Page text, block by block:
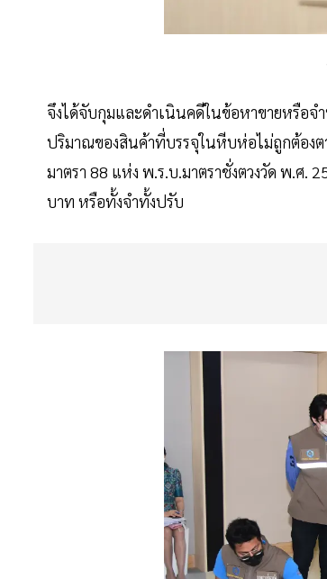
จึงได้จับกุมและดำเนินคดีในข้อหาขายหรือ
ปริมาณของสินค้าที่บรรจุในหีบห่อไม่ถูกต้องต
มาตรา 88 แห่ง พ.ร.บ.มาตราชั่งตวงวัด พ.ศ
บาท หรือทั้งจำทั้งปรับ